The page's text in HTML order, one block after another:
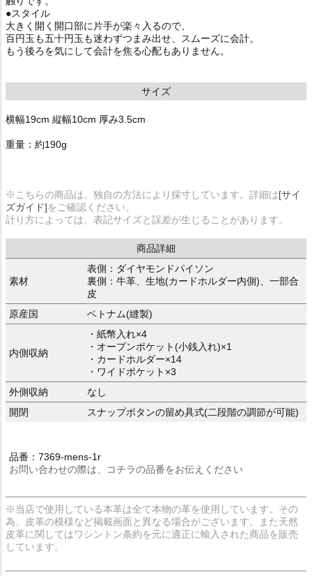
●スタイル
大きく開く開口部に片手が楽々入るので、
百円玉も五十円玉も迷わずつまみ出せ、スムーズに会計。
もう後ろを気にして会計を焦る心配もありません。
サイズ
横幅19cm 縦幅10cm 厚み3.5cm
重量：約190g
※こちらの商品は、独自の方法により採寸しています。詳細は[サイ
ズガイド]をご確認ください。
計り方によっては、表記サイズと誤差が生じることがあります。
商品詳細
素材
表側：ダイヤモンドパイソン
裏側：牛革、生地(カードホルダー内側)、一部合
皮
原産国
ベトナム(縫製)
内側収納
・紙幣入れ×4
・オープンポケット(小銭入れ)×1
・カードホルダー×14
・ワイドポケット×3
外側収納
なし
開閉
スナップボタンの留め具式(二段階の調節が可能)
品番：7369-mens-1r
お問い合わせの際は、コチラの品番をお伝えください
※当店で使用している本革は全て本物の革を使用しています。その
為、皮革の模様など掲載画面と異なる場合がございます。また天然
皮革に関してはワシントン条約を元に適正に輸入された商品を販売
しています。